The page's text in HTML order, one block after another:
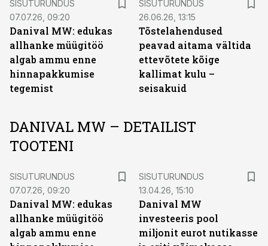
SISUTURUNDUS
07.07.26, 09:20
Danival MW: edukas
allhanke müügitöö
algab ammu enne
hinnapakkumise
tegemist
SISUTURUNDUS
26.06.26, 13:15
Tõstelahendused
peavad aitama vältida
ettevõtete kõige
kallimat kulu –
seisakuid
DANIVAL MW – DETAILIST
TOOTENI
SISUTURUNDUS
07.07.26, 09:20
Danival MW: edukas
allhanke müügitöö
algab ammu enne
SISUTURUNDUS
13.04.26, 15:10
Danival MW
investeeris pool
miljonit eurot nutikasse